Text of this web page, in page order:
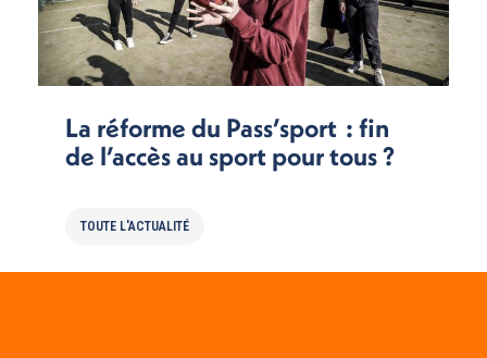
La réforme du Pass’sport : fin
de l’accès au sport pour tous ?
TOUTE L'ACTUALITÉ